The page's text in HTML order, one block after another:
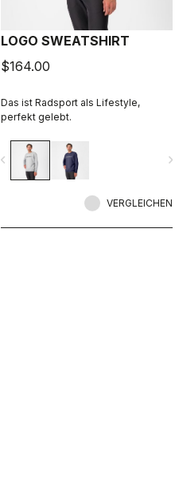
LOGO SWEATSHIRT
$164.00
Das ist Radsport als Lifestyle,
perfekt gelebt.
navigate_before
VERGLEICHEN